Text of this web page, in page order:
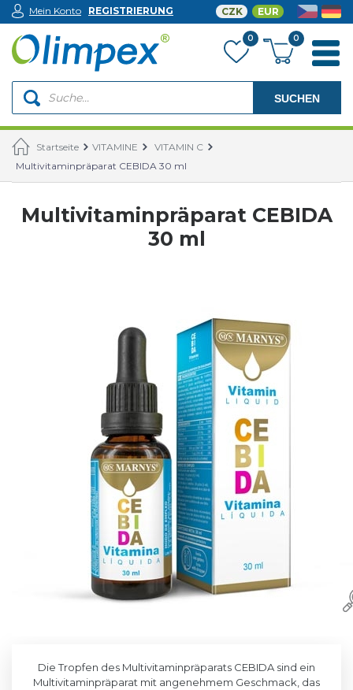
SUCHEN
Mein Konto REGISTRIERUNG
0
CZK EUR
0
Startseite VITAMINE
VITAMIN C
Multivitaminpräparat CEBIDA 30 ml
Multivitaminpräparat CEBIDA
30 ml
Die Tropfen des Multivitaminpräparats CEBIDA sind ein
Multivitaminpräparat mit angenehmem Geschmack, das